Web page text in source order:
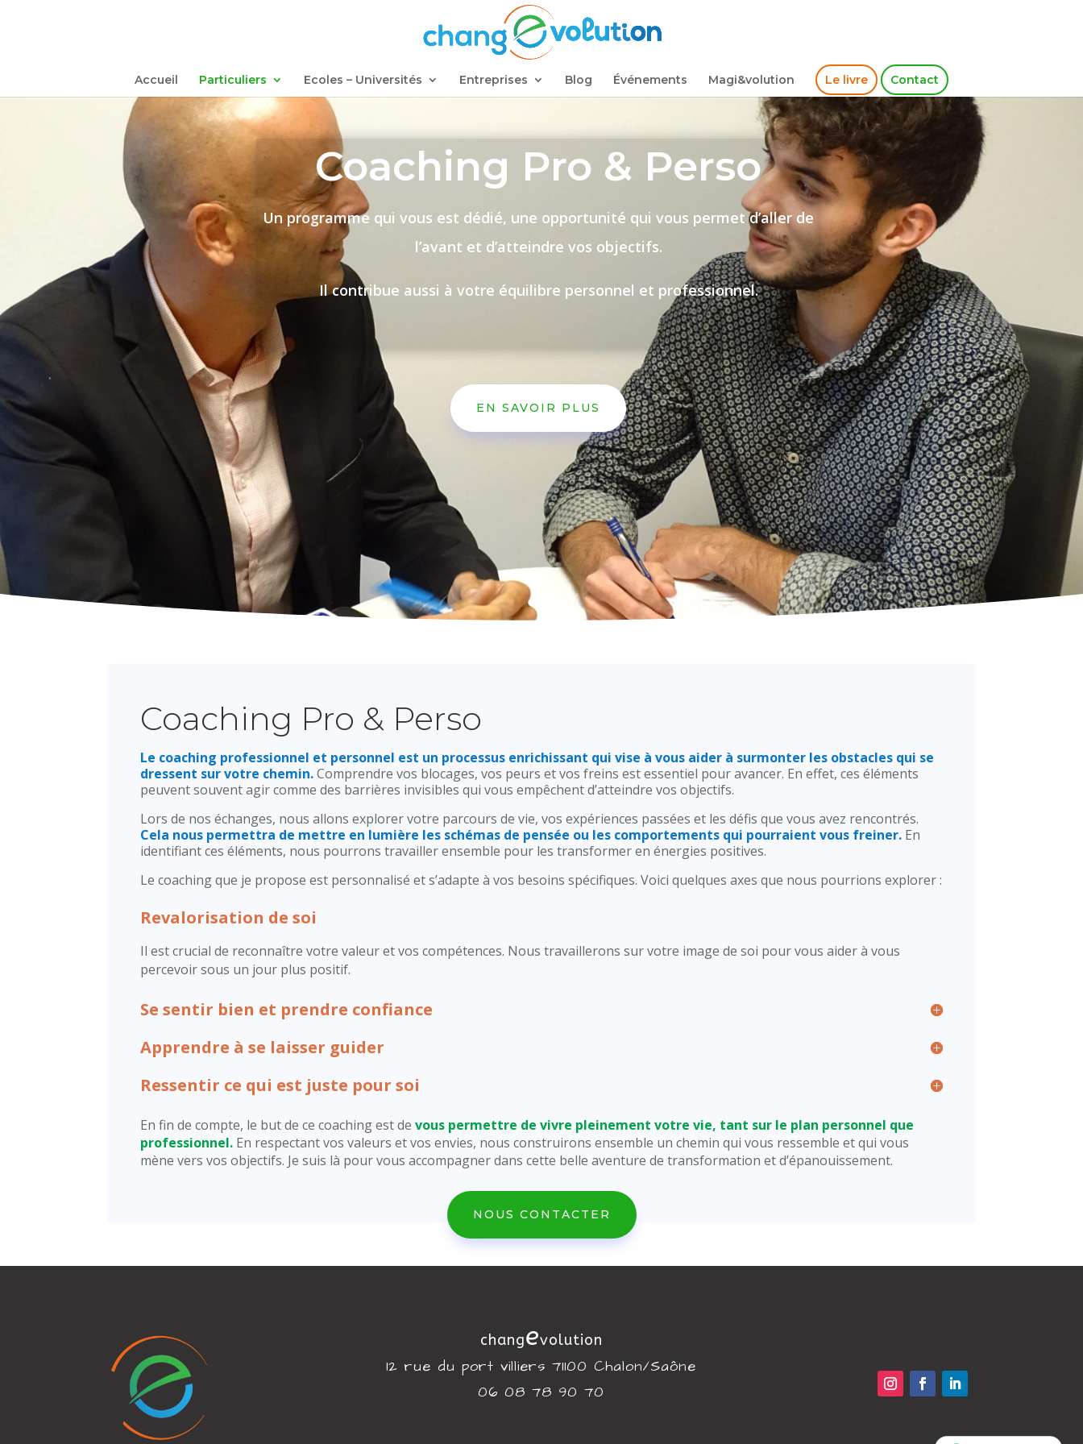
Accueil Particuliers Ecoles – Universités Entreprises Blog Événements Magi&volution Le livre Contact
Coaching Pro & Perso
Un programme qui vous est dédié, une opportunité qui vous permet d’aller de
l’avant et d’atteindre vos objectifs.
Il contribue aussi à votre équilibre personnel et professionnel.
EN SAVOIR PLUS
Coaching Pro & Perso
Le coaching professionnel et personnel est un processus enrichissant qui vise à vous aider à surmonter les obstacles qui se
dressent sur votre chemin.Comprendre vos blocages, vos peurs et vos freins est essentiel pour avancer. En effet, ces éléments
peuvent souvent agir comme des barrières invisibles qui vous empêchent d’atteindre vos objectifs.
Lors de nos échanges, nous allons explorer votre parcours de vie, vos expériences passées et les défis que vous avez rencontrés.
Cela nous permettra de mettre en lumière les schémas de pensée ou les comportements qui pourraient vous freiner. En
identifiant ces éléments, nous pourrons travailler ensemble pour les transformer en énergies positives.
Le coaching que je propose est personnalisé et s’adapte à vos besoins spécifiques. Voici quelques axes que nous pourrions explorer :
Revalorisation de soi
Il est crucial de reconnaître votre valeur et vos compétences. Nous travaillerons sur votre image de soi pour vous aider à vous
percevoir sous un jour plus positif.
Se sentir bien et prendre confiance
Apprendre à se laisser guider
Ressentir ce qui est juste pour soi
En fin de compte, le but de ce coaching est devous permettre de vivre pleinement votre vie, tant sur le plan personnel que
professionnel. En respectant vos valeurs et vos envies, nous construirons ensemble un chemin qui vous ressemble et qui vous
mène vers vos objectifs. Je suis là pour vous accompagner dans cette belle aventure de transformation et d’épanouissement.
NOUS CONTACTER
changevolution
12 rue du port villiers 71100 Chalon/Saône
06 08 78 90 70